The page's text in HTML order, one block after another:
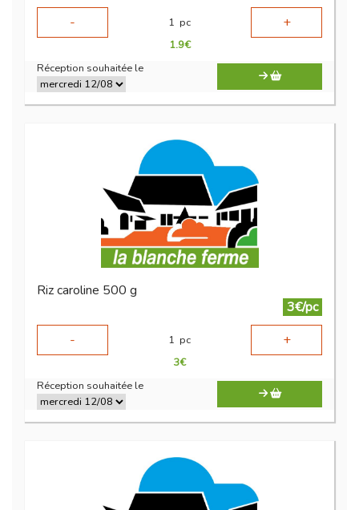
-
1 pc +
1.9€
Réception souhaitée le
Riz caroline 500 g
3€/pc
-
1 pc +
3€
Réception souhaitée le